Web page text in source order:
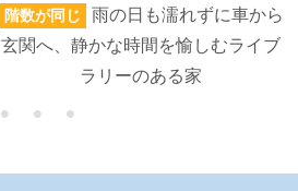
階数が同じ
雨の日も濡れずに車から
玄関へ、静かな時間を愉しむライブ
ラリーのある家